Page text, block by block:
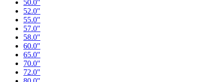
50.0"
52.0"
55.0"
57.0"
58.0"
60.0"
65.0"
70.0"
72.0"